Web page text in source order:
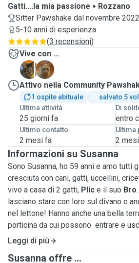
Gatti....la mia passione
Rozzano
Sitter Pawshake dal novembre 2022
5-10 anni di esperienza
(3 recensioni)
Vive con ...
B
P
Attivo nella Community
1 ospite abituale
salvato 5
Ultima attività
25 giorni fa
Di
entro
Ultimo contatto
2 mesi fa
Ultima
2
Informazioni su Susanna
Sono Susanna, ho 59 anni e amo tutti
cresciuta con cani, gatti, uccellini,
vivo a casa di 2 gatti, Plic e il suo Bro
lasciano stare con loro sul divano e
nel lettone! Hanno anche una bella
porticina da cui possono entrare e
Giocano, corrono, dormono tranquilli.
bene...mi vengono spesso vicino e li
Saranno felici di offrire la pensione ad
Leggi di più
Susanna offre ...